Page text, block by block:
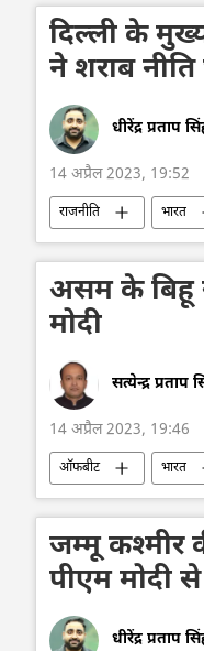
दिल्ली के
ने शराब
धीरेंद्र प्रताप
14 अप्रैल 2023, 19:52
राजनीति भारत
दक्षिण एशिया
असम के बिहू
मोदी
सत्येन्द्र प्रताप
14 अप्रैल 2023, 19:46
ऑफबीट भारत
जम्मू कश्मीर
पीएम मोदी
धीरेंद्र प्रताप